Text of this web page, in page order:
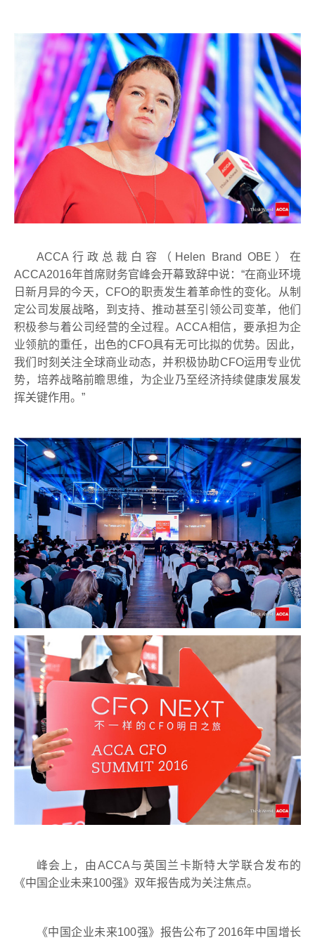
ACCA 行政总裁白容（ Helen Brand OBE ）在
ACCA2016年首席财务官峰会开幕致辞中说： “在商业环境
日新月异的今天，CFO的职责发生着革命性的变化。从制
定公司发展战略，到支持、推动甚至引领公司变革，他们
积极参与着公司经营的全过程。ACCA相信，要承担为企
业领航的重任，出色的CFO具有无可比拟的优势。因此，
我们时刻关注全球商业动态，并积极协助CFO运用专业优
势，培养战略前瞻思维，为企业乃至经济持续健康发展发
挥关键作用。 ”
峰会上，由ACCA与英国兰卡斯特大学联合发布的
《中国企业未来100强》双年报告成为关注焦点。
《中国企业未来100强》报告公布了 2016年中国增长